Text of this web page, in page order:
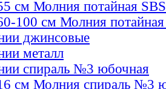
см Молния потайная SBS
100 см Молния
джинсовые
металл
спираль №3 юбочная
см Молния спираль №3